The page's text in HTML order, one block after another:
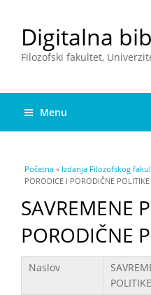
Digitalna
Filozofski fakultet,
Menu
You are here
Početna » Izdanja Filozofskog
PORODICE I PORODIČNE POLITIKE
SAVREMENE
PORODIČNE
Podaci
Naslov
POLITIKE